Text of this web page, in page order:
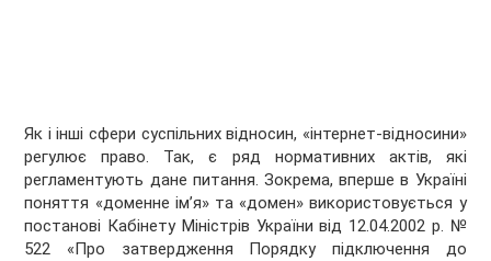
Як і інші сфери суспільних відносин, «інтернет-відносини»
регулює право. Так, є ряд нормативних актів, які
регламентують дане питання. Зокрема, вперше в Україні
поняття «доменне ім’я» та «домен» використовується у
постанові Кабінету Міністрів України від 12.04.2002 р. №
522 «Про затвердження Порядку підключення до